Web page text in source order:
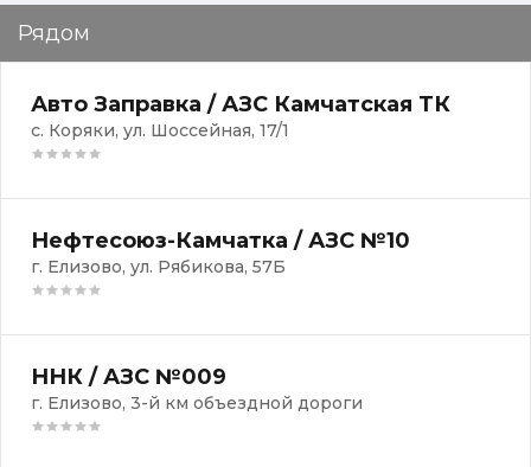
Рядом
Авто Заправка / АЗС Камчатская ТК
с. Коряки, ул. Шоссейная, 17/1
Нефтесоюз-Камчатка / АЗС №10
г. Елизово, ул. Рябикова, 57Б
ННК / АЗС №009
г. Елизово, 3-й км объездной дороги